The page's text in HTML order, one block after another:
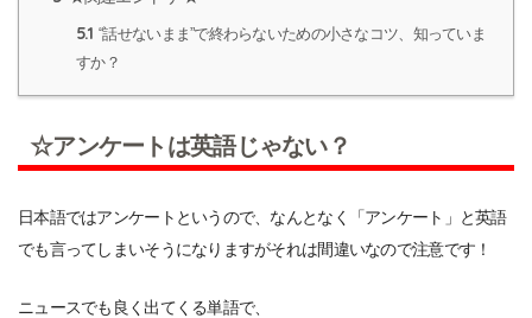
5.1 “話せないまま”で終わらないための小さなコツ、知っていま
すか？
☆アンケートは英語じゃない？
日本語ではアンケートというので、なんとなく「アンケート」と英語
でも言ってしまいそうになりますがそれは間違いなので注意です！
ニュースでも良く出てくる単語で、